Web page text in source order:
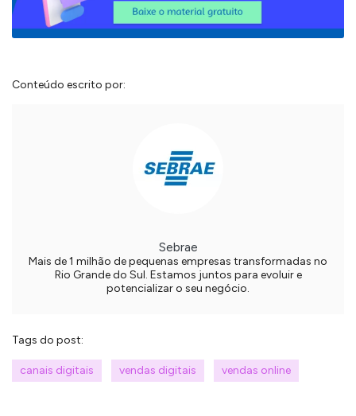
Conteúdo escrito por:
Sebrae
Mais de 1 milhão de pequenas empresas transformadas no
Rio Grande do Sul. Estamos juntos para evoluir e
potencializar o seu negócio.
Tags do post:
canais digitais vendas digitais vendas online